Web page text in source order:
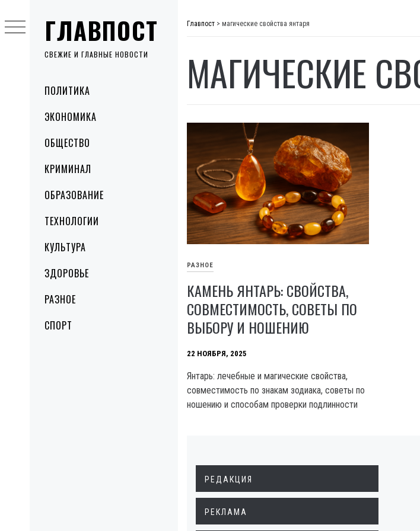
ГЛАВПОСТ
СВЕЖИЕ И ГЛАВНЫЕ НОВОСТИ
MenuПОЛИТИКА
ЭКОНОМИКА
ОБЩЕСТВО
КРИМИНАЛ
ОБРАЗОВАНИЕ
ТЕХНОЛОГИИ
КУЛЬТУРА
ЗДОРОВЬЕ
РАЗНОЕ
СПОРТ
to
content
Главпост > магические свойства янтаря
МАГИЧЕСКИЕ
РАЗНОЕ
КАМЕНЬ ЯНТАРЬ: СВОЙСТВА,
СОВМЕСТИМОСТЬ, СОВЕТЫ ПО
ВЫБОРУ И НОШЕНИЮ
22 НОЯБРЯ, 2025
Янтарь: лечебные и магические свойства,
совместимость по знакам зодиака, советы по
ношению и способам проверки подлинности
РЕДАКЦИЯ
РЕКЛАМА